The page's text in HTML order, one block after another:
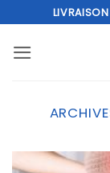
au
contenu
LIVRAISON